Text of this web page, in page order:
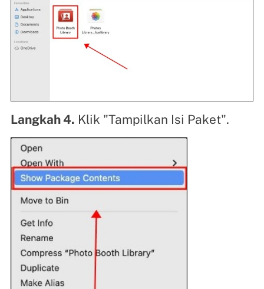
Langkah 4. Klik "Tampilkan Isi Paket".